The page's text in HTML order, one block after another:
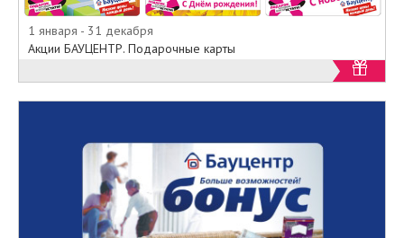
1 января - 31 декабря
Акции БАУЦЕНТР. Подарочные карты